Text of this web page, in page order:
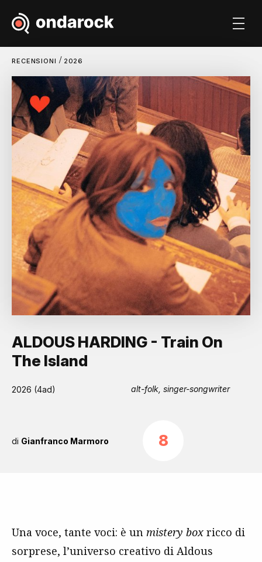
RECENSIONI / 2026
ALDOUS HARDING - Train On
The Island
2026 (4ad) alt-folk, singer-songwriter
di Gianfranco Marmoro 8
Una voce, tante voci: è un mistery box ricco di
sorprese, l’universo creativo di Aldous